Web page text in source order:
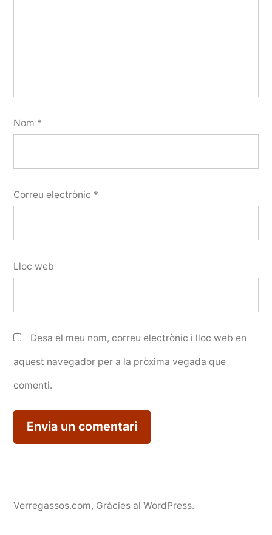
Nom *
Correu electrònic *
Lloc web
Desa el meu nom, correu electrònic i lloc web en
aquest navegador per a la pròxima vegada que
comenti.
Verregassos.com, Gràcies al WordPress.